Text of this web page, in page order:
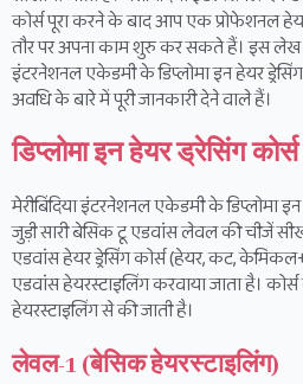
कोर्स पूरा करने के बाद आप एक प्रोफेशनल
तौर पर अपना काम शुरु कर सकते हैं। इस लेख
इंटरनेशनल एकेडमी के डिप्लोमा इन हेयर
अवधि के बारे में पूरी जानकारी देने वाले हैं।
डिप्लोमा इन हेयर ड्रेसिंग
मेरीबिंदिया इंटरनेशनल एकेडमी के डिप्लोमा
जुड़ी सारी बेसिक टू एडवांस लेवल की चीजें
एडवांस हेयर ड्रेसिंग कोर्स (हेयर, कट,
एडवांस हेयरस्टाइलिंग करवाया जाता है।
हेयरस्टाइलिंग से की जाती है।
लेवल-1 (बेसिक हेयरस्टाइलिंग)